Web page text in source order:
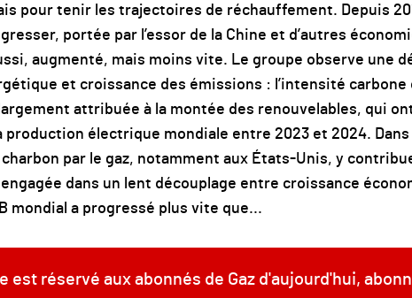
pour tenir les trajectoires de réchauffement. Depuis
portée par l’essor de la Chine et d’autres
augmenté, mais moins vite. Le groupe observe une
et croissance des émissions : l’intensité
attribuée à la montée des renouvelables, qui
production électrique mondiale entre 2023 et 2024. Dans
par le gaz, notamment aux États-Unis, y
dans un lent découplage entre croissance
mondial a progressé plus vite que...
est réservé aux abonnés de Gaz d'aujourd'hui,